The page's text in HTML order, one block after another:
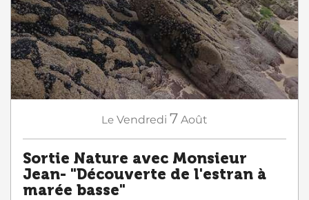
Le Vendredi 7 Août
Sortie Nature avec Monsieur
Jean- "Découverte de l'estran à
marée basse"